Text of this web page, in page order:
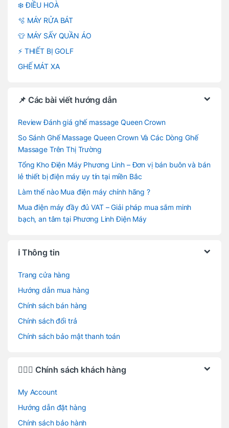
❄️ ĐIỀU HOÀ
🫧 MÁY RỬA BÁT
👕 MÁY SẤY QUẦN ÁO
⚡ THIẾT BỊ GOLF
GHẾ MÁT XA
📌 Các bài viết hướng dẫn
Review Đánh giá ghế massage Queen Crown
So Sánh Ghế Massage Queen Crown Và Các Dòng Ghế
Massage Trên Thị Trường
Tổng Kho Điện Máy Phương Linh – Đơn vị bán buôn và bán
lẻ thiết bị điện máy uy tín tại miền Bắc
Làm thế nào Mua điện máy chính hãng ?
Mua điện máy đầy đủ VAT – Giải pháp mua sắm minh
bạch, an tâm tại Phương Linh Điện Máy
ℹ️ Thông tin
Trang cửa hàng
Hướng dẫn mua hàng
Chính sách bán hàng
Chính sách đổi trả
Chính sách bảo mật thanh toán
🙋🏻‍♂️ Chính sách khách hàng
My Account
Hướng dẫn đặt hàng
Chính sách bảo hành